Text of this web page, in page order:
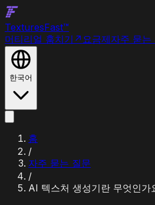
TexturesFast™
머티리얼 훔치기 ↗ 요금제자주 묻는
한국어
홈
/
자주 묻는 질문
/
AI 텍스처 생성기란 무엇인가